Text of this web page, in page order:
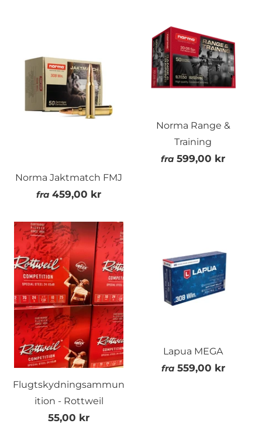
Norma Jaktmatch FMJ
fra 459,00 kr
Norma Range &
Training
fra 599,00 kr
Flugtskydningsammun
ition - Rottweil
55,00 kr
Lapua MEGA
fra 559,00 kr